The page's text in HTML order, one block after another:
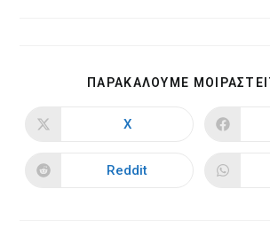
ΠΑΡΑΚΑΛΟΥΜΕ
Opens
new
window
X
Opens
Reddit